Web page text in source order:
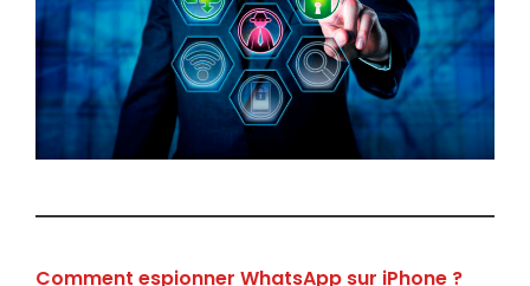
Comment espionner WhatsApp sur iPhone ?